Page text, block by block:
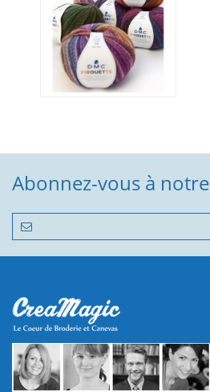
Abonnez-vous à notre